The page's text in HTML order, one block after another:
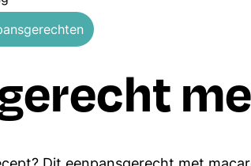
Ovenschotels
Soepen